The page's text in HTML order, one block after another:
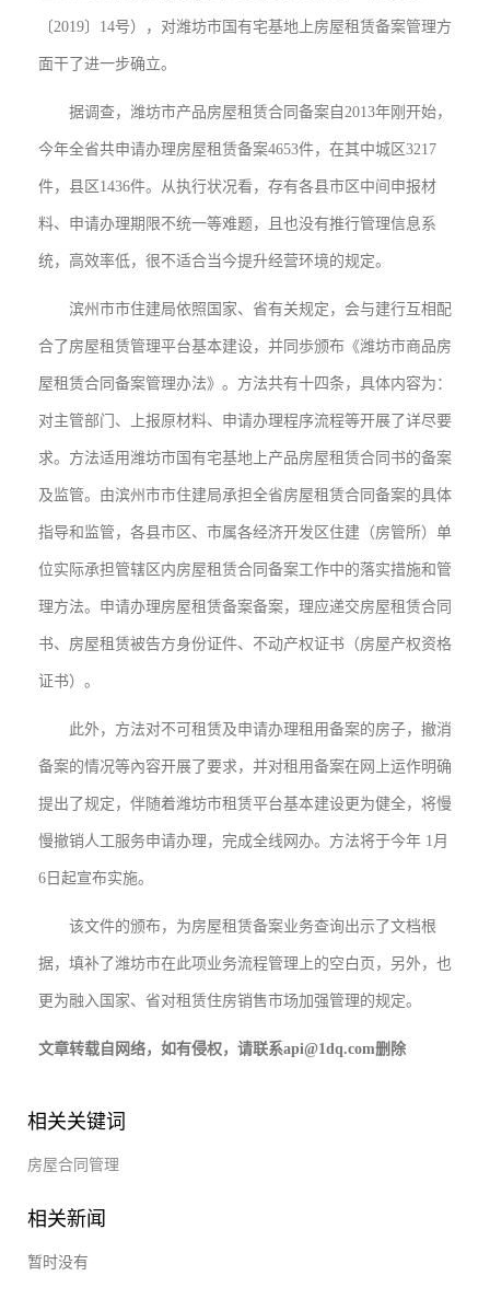
〔2019〕14号），对潍坊市国有宅基地上房屋租赁备案管理方
面干了进一步确立。
据调查，潍坊市产品房屋租赁合同备案自2013年刚开始，
今年全省共申请办理房屋租赁备案4653件，在其中城区3217
件，县区1436件。从执行状况看，存有各县市区中间申报材
料、申请办理期限不统一等难题，且也没有推行管理信息系
统，高效率低，很不适合当今提升经营环境的规定。
滨州市市住建局依照国家、省有关规定，会与建行互相配
合了房屋租赁管理平台基本建设，并同歩颁布《潍坊市商品房
屋租赁合同备案管理办法》。方法共有十四条，具体内容为：
对主管部门、上报原材料、申请办理程序流程等开展了详尽要
求。方法适用潍坊市国有宅基地上产品房屋租赁合同书的备案
及监管。由滨州市市住建局承担全省房屋租赁合同备案的具体
指导和监管，各县市区、市属各经济开发区住建（房管所）单
位实际承担管辖区内房屋租赁合同备案工作中的落实措施和管
理方法。申请办理房屋租赁备案备案，理应递交房屋租赁合同
书、房屋租赁被告方身份证件、不动产权证书（房屋产权资格
证书）。
此外，方法对不可租赁及申请办理租用备案的房子，撤消
备案的情况等內容开展了要求，并对租用备案在网上运作明确
提出了规定，伴随着潍坊市租赁平台基本建设更为健全，将慢
慢撤销人工服务申请办理，完成全线网办。方法将于今年 1月
6日起宣布实施。
该文件的颁布，为房屋租赁备案业务查询出示了文档根
据，填补了潍坊市在此项业务流程管理上的空白页，另外，也
更为融入国家、省对租赁住房销售市场加强管理的规定。
文章转载自网络，如有侵权，请联系api@1dq.com删除
相关关键词
房屋合同管理
相关新闻
暂时没有